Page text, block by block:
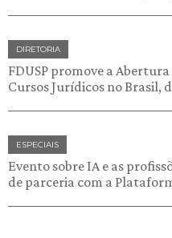
DIRETORIA
FDUSP promove a
Cursos Jurídicos no Brasil,
ESPECIAIS
Evento sobre IA e as
de parceria com a